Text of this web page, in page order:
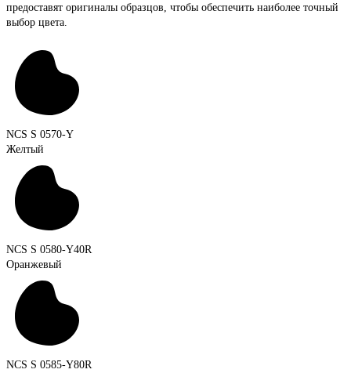
предоставят оригиналы образцов, чтобы обеспечить наиболее точный
выбор цвета.
NCS S 0570-Y
Желтый
NCS S 0580-Y40R
Оранжевый
NCS S 0585-Y80R